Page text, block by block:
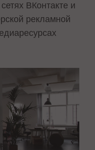
ВКонтакте и
рекламной